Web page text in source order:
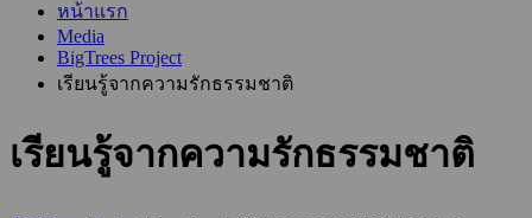
หน้าแรก
Media
BigTrees Project
เรียนรู้จากความรักธรรมชาติ
เรียนรู้จากความรักธรรมชาติ